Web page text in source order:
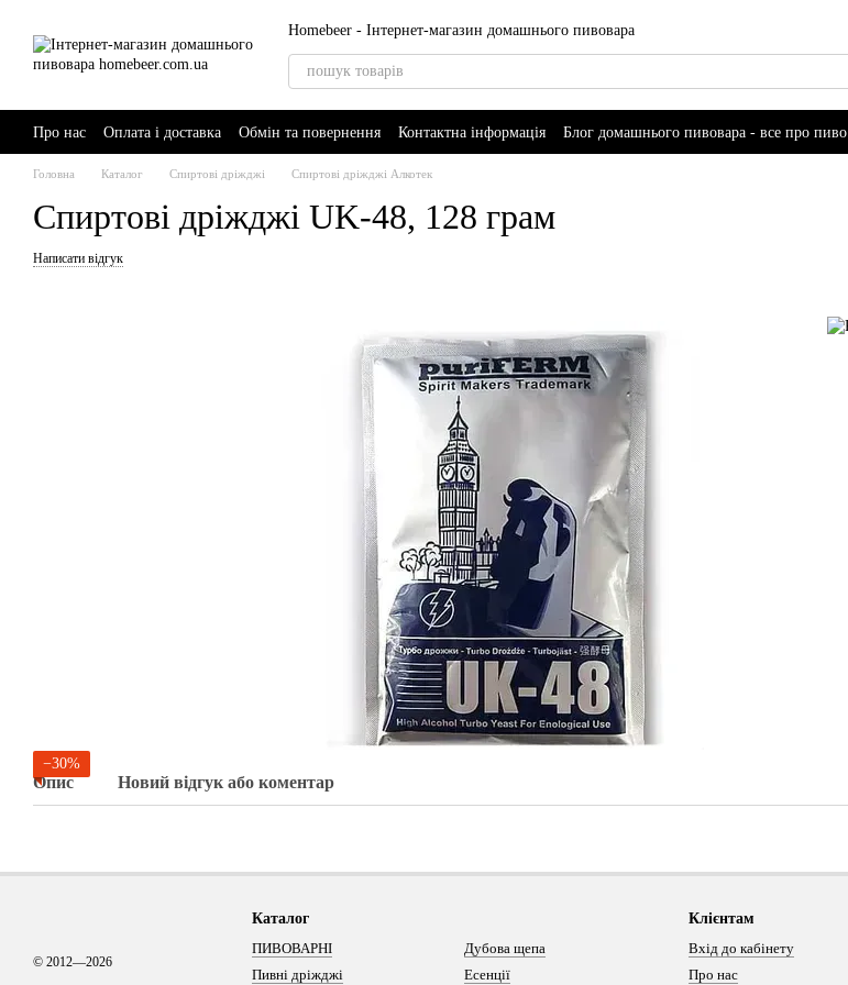
Homebeer - Інтернет-магазин домашнього пивовара
Про нас Оплата і доставка Обмін та повернення Контактна інформація
Блог домашнього пивовара - все про пиво
AI-Brewer - розумний помічник пивовара
Головна Каталог Спиртові дріжджі Спиртові дріжджі Алкотек
Спиртові дріжджі UK-48, 128 грам
Написати відгук
−30%
Опис Новий відгук або коментар
© 2012—2026
Каталог
ПИВОВАРНІ
Пивні дріжджі
Дубова щепа
Есенції
Клієнтам
Вхід до кабінету
Про нас